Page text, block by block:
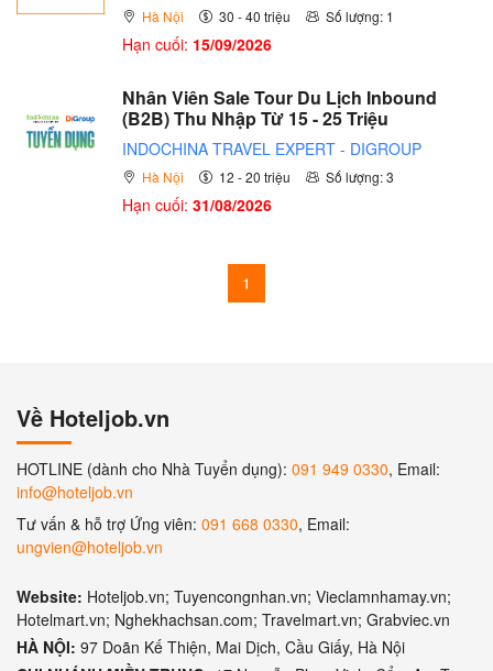
Hà Nội 30 - 40 triệu Số lượng: 1
Hạn cuối: 15/09/2026
Nhân Viên Sale Tour Du Lịch Inbound
(B2B) Thu Nhập Từ 15 - 25 Triệu
INDOCHINA TRAVEL EXPERT - DIGROUP
Hà Nội 12 - 20 triệu Số lượng: 3
Hạn cuối: 31/08/2026
1
Về Hoteljob.vn
HOTLINE (dành cho Nhà Tuyển dụng): 091 949 0330, Email:
info@hoteljob.vn
Tư vấn & hỗ trợ Ứng viên: 091 668 0330, Email:
ungvien@hoteljob.vn
Website: Hoteljob.vn; Tuyencongnhan.vn; Vieclamnhamay.vn;
Hotelmart.vn; Nghekhachsan.com; Travelmart.vn; Grabviec.vn
HÀ NỘI: 97 Doãn Kế Thiện, Mai Dịch, Cầu Giấy, Hà Nội